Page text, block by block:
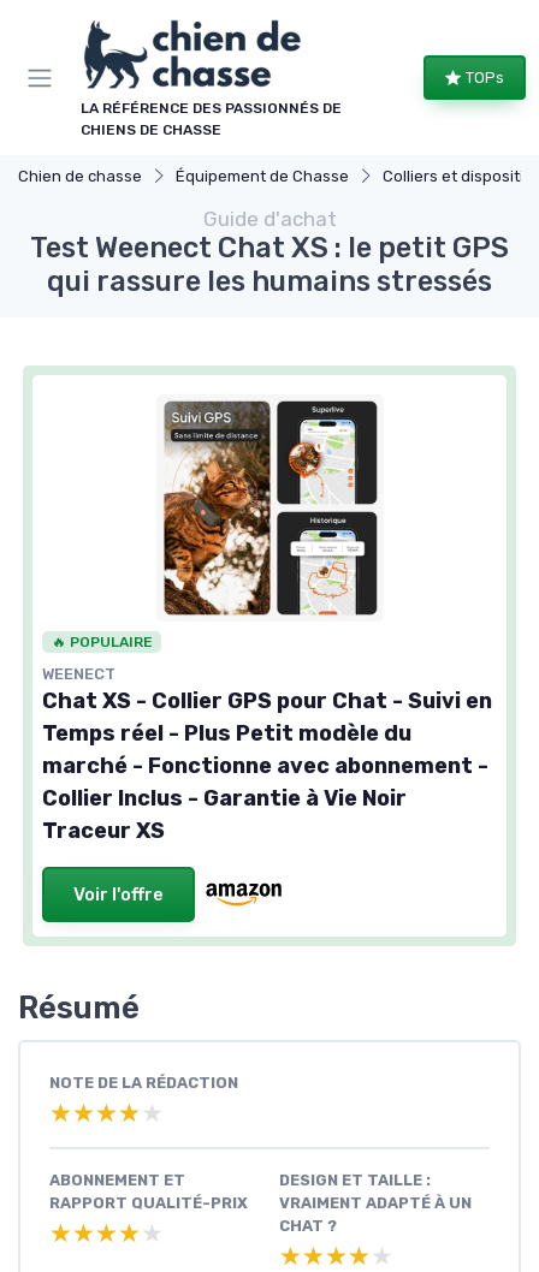
LA RÉFÉRENCE DES PASSIONNÉS DE
CHIENS DE CHASSE
TOPs
Chien de chasse Équipement de Chasse Colliers et dispositifs
Guide d'achat
Test Weenect Chat XS : le petit GPS
qui rassure les humains stressés
🔥 POPULAIRE
WEENECT
Chat XS - Collier GPS pour Chat - Suivi en
Temps réel - Plus Petit modèle du
marché - Fonctionne avec abonnement -
Collier Inclus - Garantie à Vie Noir
Traceur XS
Voir l'offre
Résumé
NOTE DE LA RÉDACTION
★★★★★
★★★★★
ABONNEMENT ET
RAPPORT QUALITÉ-PRIX
★★★★★
★★★★★
DESIGN ET TAILLE :
VRAIMENT ADAPTÉ À UN
CHAT ?
★★★★★
★★★★★
Panneau de gestion des cookies